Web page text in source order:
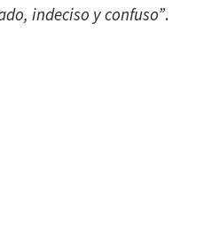
indeciso y confuso”.